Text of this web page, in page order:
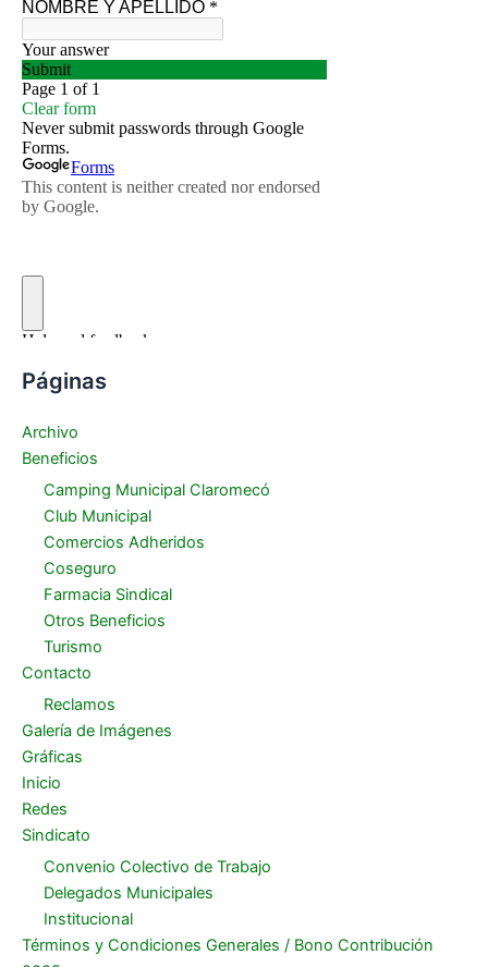
Páginas
Archivo
Beneficios
Camping Municipal Claromecó
Club Municipal
Comercios Adheridos
Coseguro
Farmacia Sindical
Otros Beneficios
Turismo
Contacto
Reclamos
Galería de Imágenes
Gráficas
Inicio
Redes
Sindicato
Convenio Colectivo de Trabajo
Delegados Municipales
Institucional
Términos y Condiciones Generales / Bono Contribución